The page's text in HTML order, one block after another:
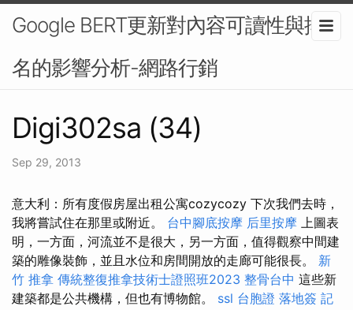
Google BERT更新對內容可讀性與排
名的影響分析-網路行銷
Digi302sa (34)
Sep 29, 2013
意大利：所有度假房屋出租公寓cozycozy 下次我們去時，
我將嘗試住在那里或附近。 台中腳底按摩 后里按摩 上圖表
明，一方面，河流並不是很大，另一方面，值得觀察中間建
築的雕像裝飾，並且水位和房間開放的走廊可能很長。 新
竹 推拿 傳統整復推拿技術士證照班2023 整骨台中 這些新
建築都是公共機構，但也有博物館。 ssl 台胞證 落地簽 記